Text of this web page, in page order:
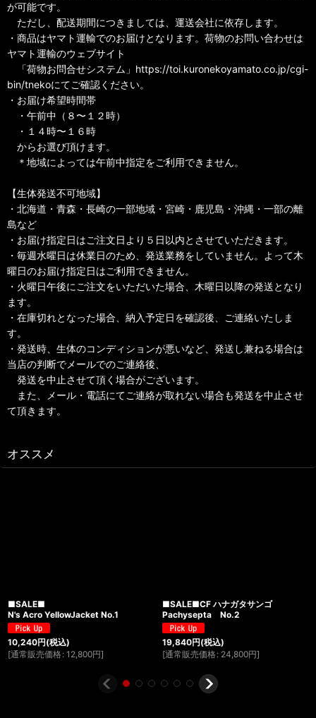
が可能です。
ただし、配送期間につきましては、運送会社に依存します。
・商品はヤマト運輸でのお届けとなります。荷物のお問い合わせは
ヤマト運輸のウェブサイト
「荷物お問合せシステム」https://toi.kuronekoyamato.co.jp/cgi-
bin/tnekoにてご確認ください。
・お届け希望時間帯
・午前中（８〜１２時）
・１４時〜１６時
からお選び頂けます。
＊地域によっては午前中指定をご利用できません。
【生体発送不可地域】
・北海道・青森・長崎の一部地域・宮崎・鹿児島・沖縄・一部の離
島など
・お届け指定日はご注文日より５日以内とさせていただきます。
・毎週水曜日は休業日のため、発送業務をしていません。よって木
曜日のお届け指定日はご利用できません。
・火曜日午後にご注文をいただいた場合、木曜日以降の発送となり
ます。
・在庫切れとなった場合、納入予定日を確認後、ご連絡いたしま
す。
・発送時、生体のコンディションが悪いなど、発送し兼ねる場合は
当店の判断でメールでのご連絡後、
発送を中止させて頂く場合がございます。
また、メール・電話にてご連絡が取れない場合も発送を中止させ
て頂きます。
オススメ
■SALE■
N's Acro YellowJacket No.1
10,240円(税込)
[通常販売価格 : 12,800円]
■SALE■CF ハナガタサンゴ
Pachysepta No.2
19,840円(税込)
[通常販売価格 : 24,800円]